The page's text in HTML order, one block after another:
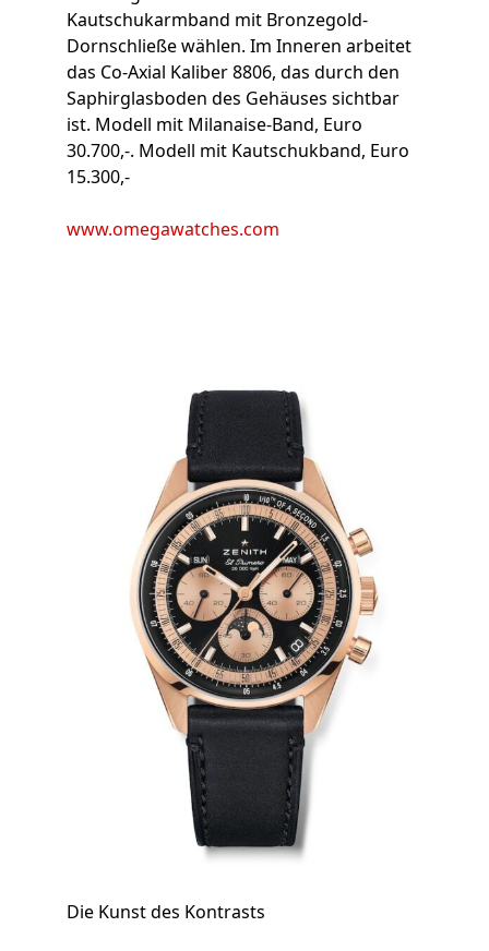
Kautschukarmband mit Bronzegold-
Dornschließe wählen. Im Inneren arbeitet
das Co-Axial Kaliber 8806, das durch den
Saphirglasboden des Gehäuses sichtbar
ist. Modell mit Milanaise-Band, Euro
30.700,-. Modell mit Kautschukband, Euro
15.300,-
www.omegawatches.com
Die Kunst des Kontrasts